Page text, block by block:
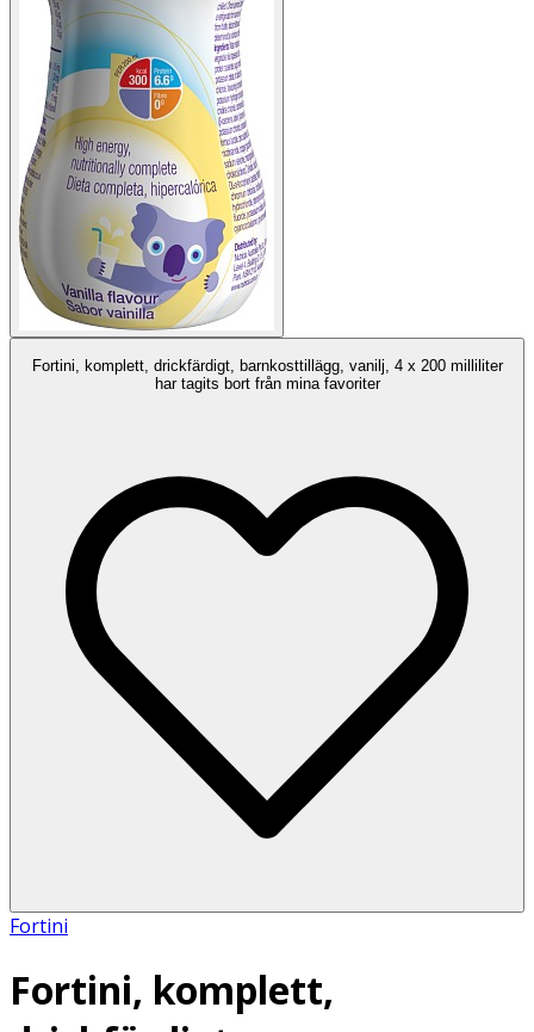
Fortini, komplett, drickfärdigt, barnkosttillägg, vanilj, 4 x 200 milliliter
har tagits bort från mina favoriter
Fortini
Fortini, komplett,